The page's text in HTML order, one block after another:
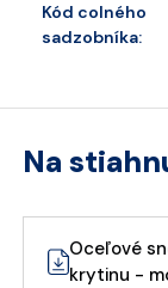
Kód colného
sadzobníka:
Na
Oceľové
krytinu -